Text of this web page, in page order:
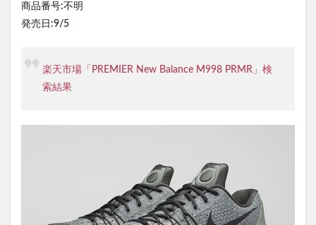
商品番号:不明
発売日:9/5
楽天市場「PREMIER New Balance M998 PRMR」検
索結果